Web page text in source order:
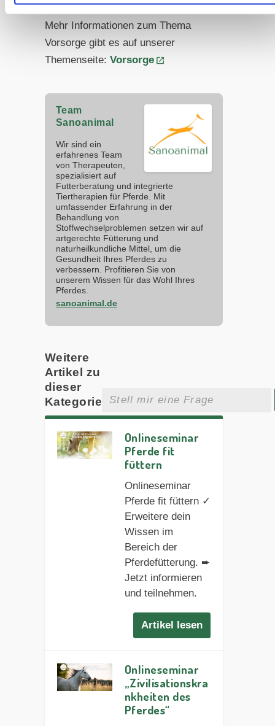
Mehr Informationen zum Thema
Vorsorge gibt es auf unserer
Themenseite: Vorsorge
Team
Sanoanimal
Wir sind ein
erfahrenes Team
von Therapeuten,
spezialisiert auf
Futterberatung und integrierte
Tiertherapien für Pferde. Mit
umfassender Erfahrung in der
Behandlung von
Stoffwechselproblemen setzen wir auf
artgerechte Fütterung und
naturheilkundliche Mittel, um die
Gesundheit Ihres Pferdes zu
verbessern. Profitieren Sie von
unserem Wissen für das Wohl Ihres
Pferdes.
sanoanimal.de
Weitere
Artikel zu
dieser
Kategorie
Onlineseminar
Pferde fit
füttern
Onlineseminar
Pferde fit füttern ✓
Erweitere dein
Wissen im
Bereich der
Pferdefütterung. ➨
Jetzt informieren
und teilnehmen.
Artikel lesen
Onlineseminar
„Zivilisationskra
nkheiten des
Pferdes“